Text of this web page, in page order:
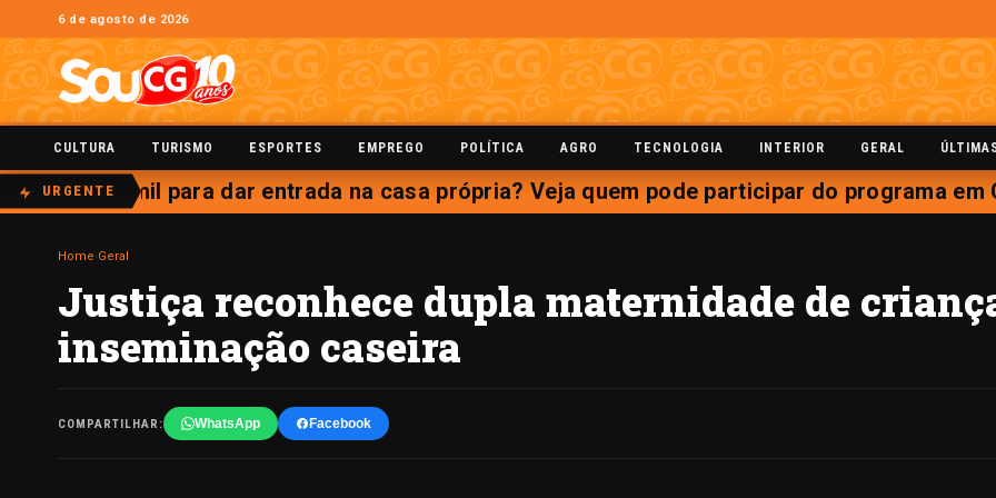
6 de agosto de 2026
CULTURA TURISMO ESPORTES EMPREGO POLÍTICA AGRO TECNOLOGIA INTERIOR GERAL
URGENTE
R$ 16 mil para dar entrada na casa própria? Veja quem pode participar do programa em
Home Geral
Justiça reconhece dupla maternidade de
inseminação caseira
COMPARTILHAR: WhatsApp Facebook